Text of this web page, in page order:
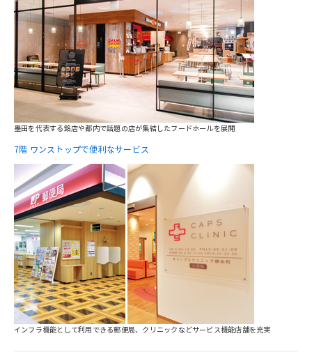
墨田を代表する銘店や都内で話題の店が集結したフードホールを展開
7階 ワンストップで便利なサービス
インフラ機能として利用できる郵便局、クリニックなどサービス機能店舗を充実